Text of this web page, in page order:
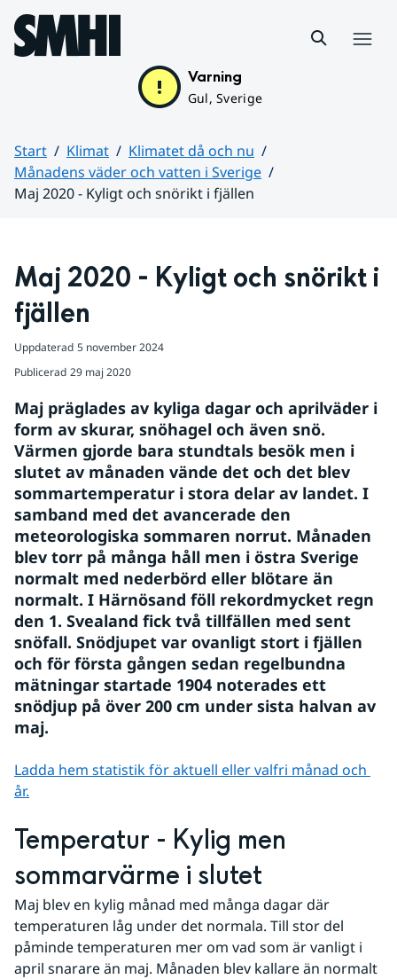
Hoppa till sidans innehåll
Varning
Gul, Sverige
Start Klimat
Klimatet då och nu
Månadens väder och vatten i Sverige
Maj 2020 - Kyligt och snörikt i fjällen
Maj 2020 - Kyligt och snörikt i
fjällen
Uppdaterad 5 november 2024
Publicerad 29 maj 2020
Maj präglades av kyliga dagar och aprilväder i
form av skurar, snöhagel och även snö.
Värmen gjorde bara stundtals besök men i
slutet av månaden vände det och det blev
sommartemperatur i stora delar av landet. I
samband med det avancerade den
meteorologiska sommaren norrut. Månaden
blev torr på många håll men i östra Sverige
normalt med nederbörd eller blötare än
normalt. I Härnösand föll rekordmycket regn
den 1. Svealand fick två tillfällen med sent
snöfall. Snödjupet var ovanligt stort i fjällen
och för första gången sedan regelbundna
mätningar startade 1904 noterades ett
snödjup på över 200 cm under sista halvan av
maj.
Ladda hem statistik för aktuell eller valfri månad och
år.
Temperatur - Kylig men
sommarvärme i slutet
Maj blev en kylig månad med många dagar där
temperaturen låg under det normala. Till stor del
påminde temperaturen mer om vad som är vanligt i
april snarare än maj. Månaden blev kallare än normalt